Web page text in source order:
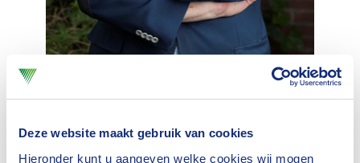
Deze website maakt gebruik van cookies
Hieronder kunt u aangeven welke cookies wij mogen
Stemwijzer